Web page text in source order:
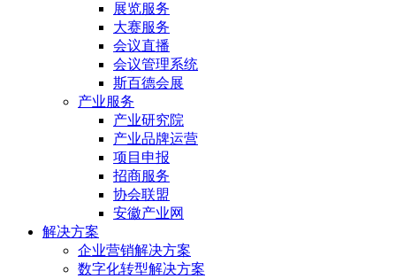
展览服务
大赛服务
会议直播
会议管理系统
斯百德会展
产业服务
产业研究院
产业品牌运营
项目申报
招商服务
协会联盟
安徽产业网
解决方案
企业营销解决方案
数字化转型解决方案